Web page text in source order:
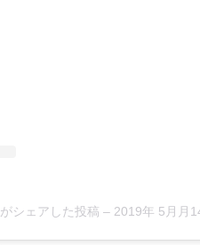
シェアした投稿 – 2019年 5月月14日午